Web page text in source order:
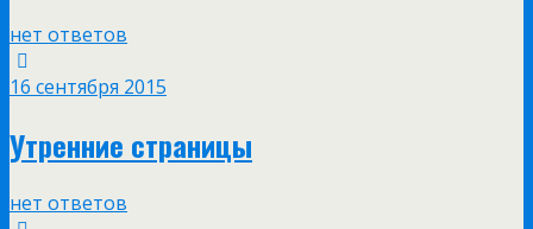
нет ответов
16 сентября 2015
Утренние страницы
нет ответов